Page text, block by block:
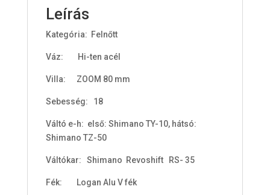
Leírás
Kategória: Felnőtt
Váz: Hi-ten acél
Villa: ZOOM 80 mm
Sebesség: 18
Váltó e-h: első: Shimano TY-10, hátsó:
Shimano TZ-50
Váltókar: Shimano Revoshift RS- 35
Fék: Logan Alu V fék